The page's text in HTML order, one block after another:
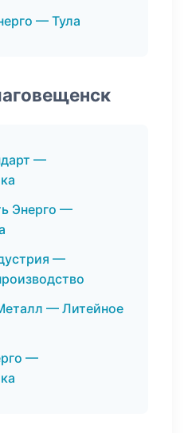
— Тула
—
Энерго —
—
— Литейное
—